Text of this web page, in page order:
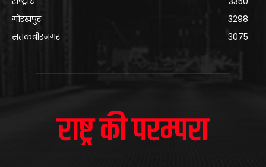
गोरखपुर
3298
संतकबीरनगर
3075